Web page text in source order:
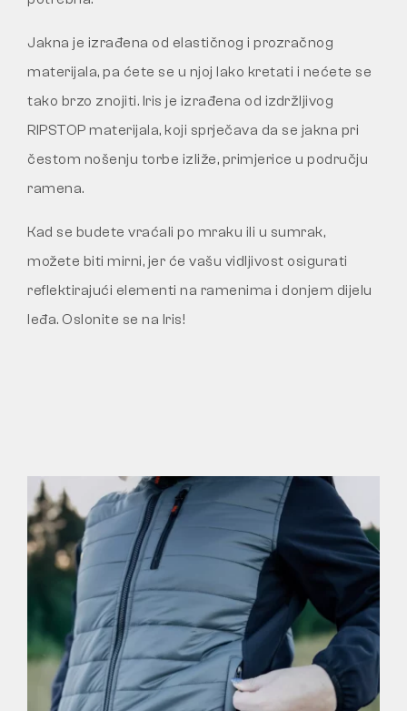
Jakna je izrađena od elastičnog i prozračnog
materijala, pa ćete se u njoj lako kretati i nećete se
tako brzo znojiti. Iris je izrađena od izdržljivog
RIPSTOP materijala, koji sprječava da se jakna pri
čestom nošenju torbe izliže, primjerice u području
ramena.
Kad se budete vraćali po mraku ili u sumrak,
možete biti mirni, jer će vašu vidljivost osigurati
reflektirajući elementi na ramenima i donjem dijelu
leđa. Oslonite se na Iris!